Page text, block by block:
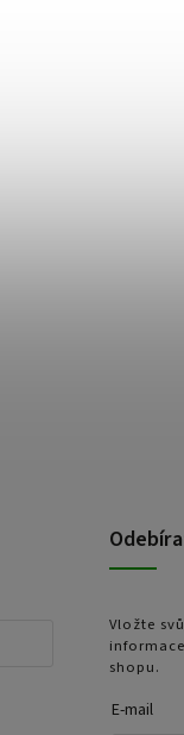
Vložte
shopu.
E-mail